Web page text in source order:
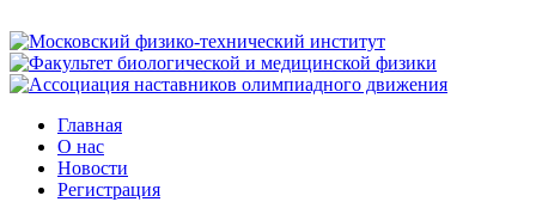
Главная
О нас
Новости
Регистрация